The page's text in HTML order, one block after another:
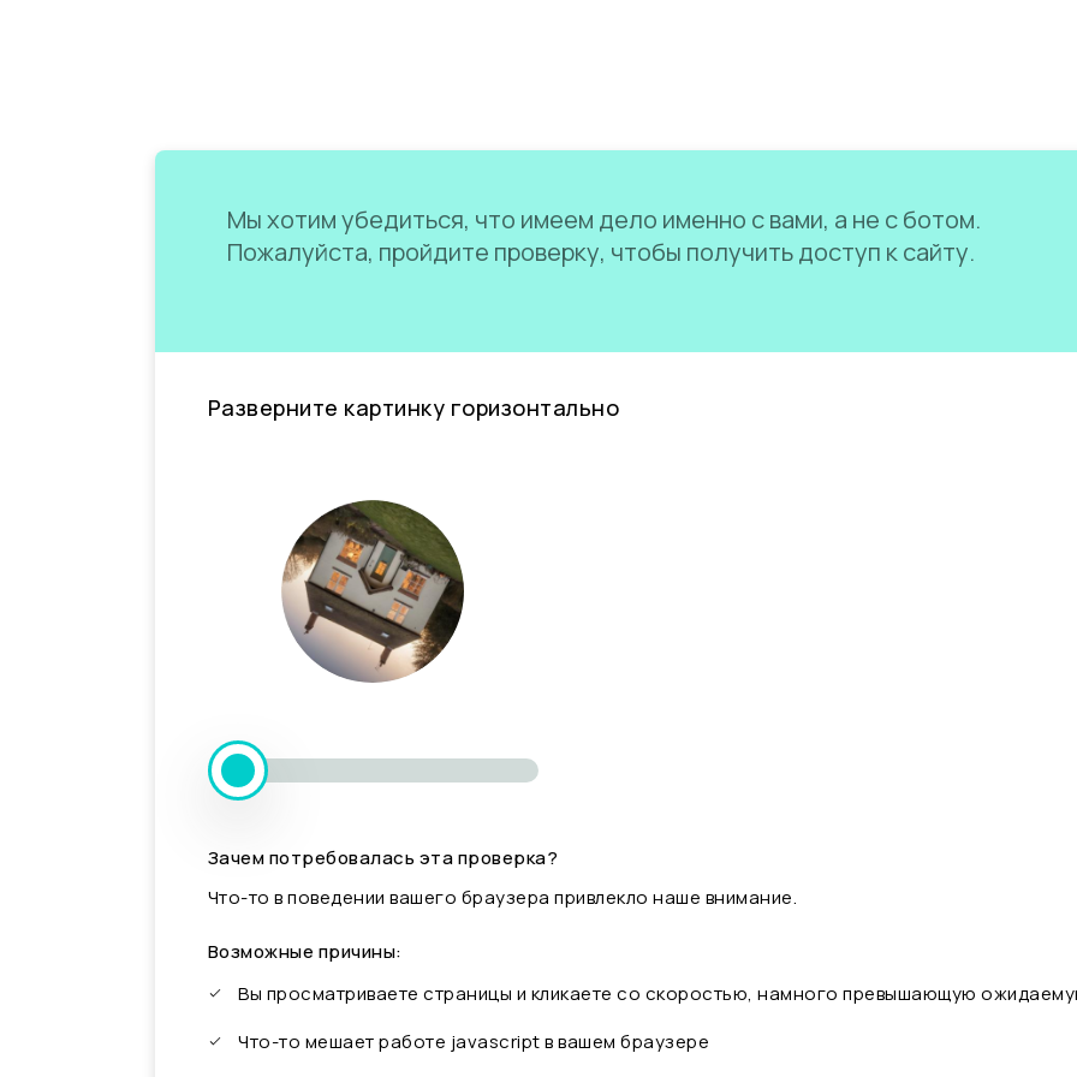
Мы хотим убедиться, что имеем дело именно с вами, а не с ботом.
Пожалуйста, пройдите проверку, чтобы получить доступ к сайту.
Разверните картинку горизонтально
Зачем потребовалась эта проверка?
Что-то в поведении вашего браузера привлекло наше внимание.
Возможные причины:
Вы просматриваете страницы и кликаете со скоростью, намного превышающую
Что-то мешает работе javascript в вашем браузере